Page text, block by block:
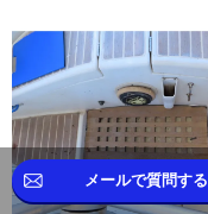
メールで質問する